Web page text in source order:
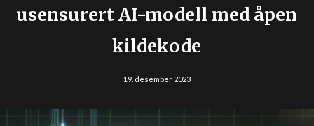
usensurert AI-modell med åpen
kildekode
19. desember 2023